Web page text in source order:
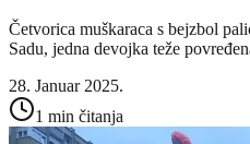
Četvorica muškaraca s bejzbol
Sadu, jedna devojka teže
28. Januar 2025.
1 min čitanja